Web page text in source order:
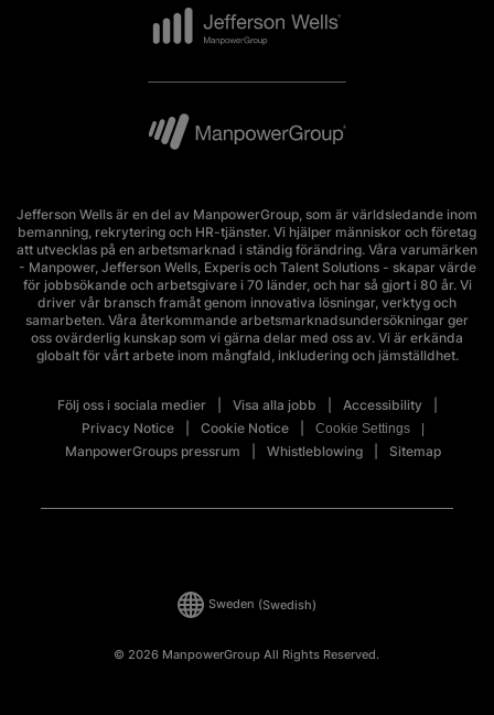
Jefferson Wells är en del av ManpowerGroup, som är världsledande inom
bemanning, rekrytering och HR-tjänster. Vi hjälper människor och företag
att utvecklas på en arbetsmarknad i ständig förändring. Våra varumärken
- Manpower, Jefferson Wells, Experis och Talent Solutions - skapar värde
för jobbsökande och arbetsgivare i 70 länder, och har så gjort i 80 år. Vi
driver vår bransch framåt genom innovativa lösningar, verktyg och
samarbeten. Våra återkommande arbetsmarknadsundersökningar ger
oss ovärderlig kunskap som vi gärna delar med oss av. Vi är erkända
globalt för vårt arbete inom mångfald, inkludering och jämställdhet.
Följ oss i sociala medier Visa alla jobb
Accessibility
Privacy Notice
Cookie Notice Cookie Settings
ManpowerGroups pressrum Whistleblowing Sitemap
© 2026 ManpowerGroup All Rights Reserved.
Sweden (Swedish)